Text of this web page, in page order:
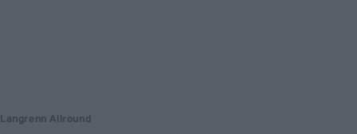
Langrenn Allround